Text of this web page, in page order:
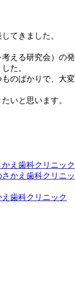
てきました。
える研究会）の発
た。
のばかりで、大変
いと思います。
え歯科クリニック
かえ歯科クリニッ
歯科クリニック